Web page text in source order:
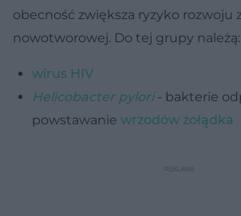
obecność zwiększa ryzyko rozwoju
nowotworowej. Do tej grupy należą:
wirus HIV
Helicobacter pylori - bakterie
powstawanie wrzodów żołądka